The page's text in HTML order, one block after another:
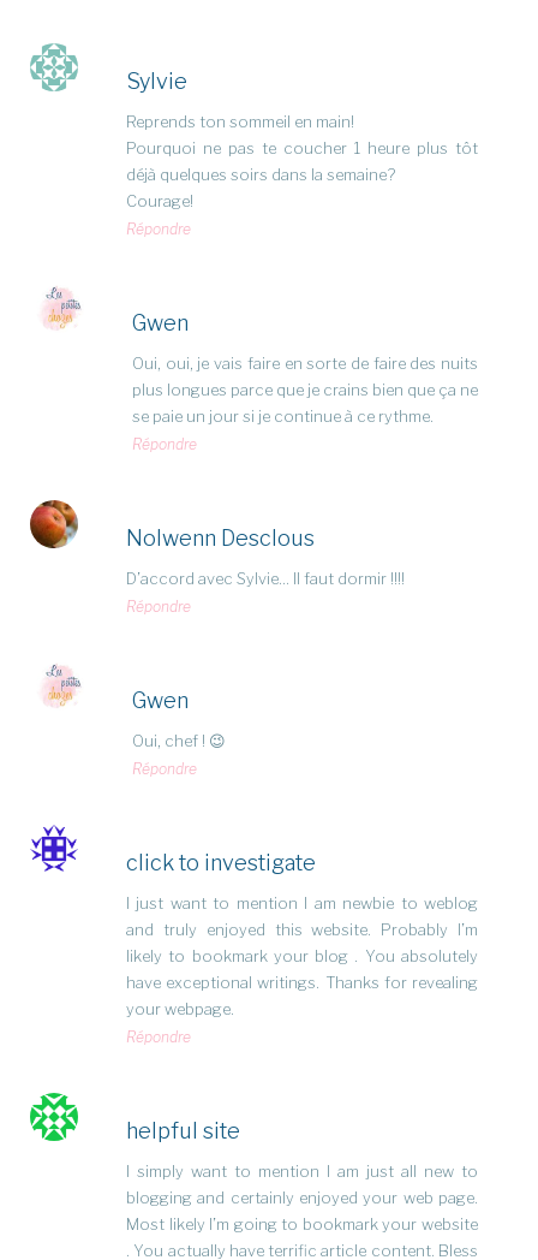
Sylvie
Reprends ton sommeil en main!
Pourquoi ne pas te coucher 1 heure plus tôt
déjà quelques soirs dans la semaine?
Courage!
Répondre
Gwen
Oui, oui, je vais faire en sorte de faire des nuits
plus longues parce que je crains bien que ça ne
se paie un jour si je continue à ce rythme.
Répondre
Nolwenn Desclous
D’accord avec Sylvie… Il faut dormir !!!!
Répondre
Gwen
Oui, chef ! 😉
Répondre
click to investigate
I just want to mention I am newbie to weblog
and truly enjoyed this website. Probably I’m
likely to bookmark your blog . You absolutely
have exceptional writings. Thanks for revealing
your webpage.
Répondre
helpful site
I simply want to mention I am just all new to
blogging and certainly enjoyed your web page.
Most likely I’m going to bookmark your website
. You actually have terrific article content. Bless